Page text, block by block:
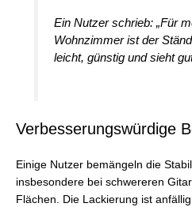
Ein Nutzer schrieb: „Für
Wohnzimmer ist der
leicht, günstig und sieht
Verbesserungswürdige
Einige Nutzer bemängeln die
insbesondere bei schwereren
Flächen. Die Lackierung ist